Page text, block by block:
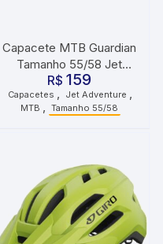
Capacete MTB Guardian
Tamanho 55/58 Jet
Adventure Preto Fosco
Verde Neon
R$ 159
Capacetes Jet Adventure
MTB Tamanho 55/58